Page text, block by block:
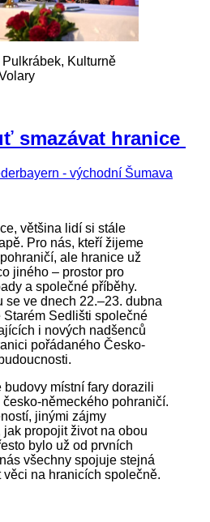
Kulturně
smazávat hranice
- východní Šumava
většina lidí si stále
Pro nás, kteří žijeme
ale hranice už
jiného – prostor pro
a společné příběhy.
se ve dnech 22.–23. dubna
Sedlišti společné
i nových nadšenců
pořádaného Česko-
budovy místní fary dorazili
česko-německého pohraničí.
jinými zájmy
jak propojit život na obou
bylo už od prvních
všechny spojuje stejná
na hranicích společně.